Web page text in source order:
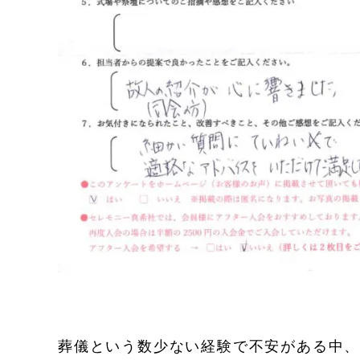
葬儀という数少ない経験で不安がある中、